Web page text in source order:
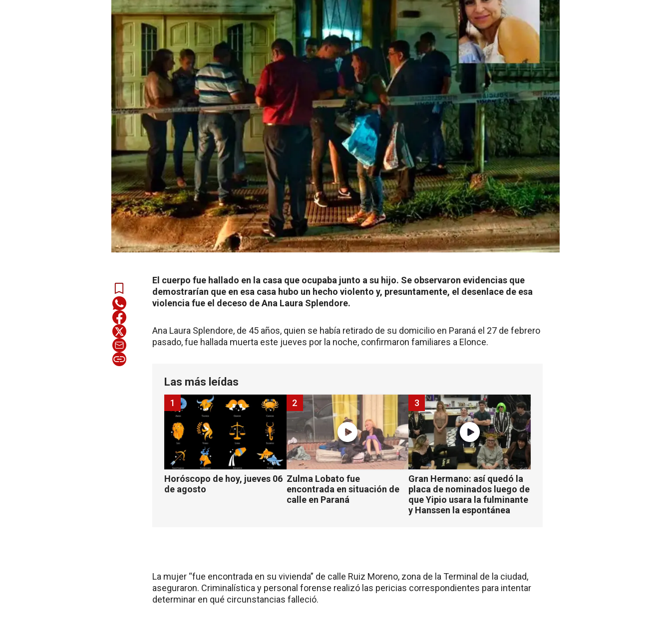
El cuerpo fue hallado en la casa que ocupaba junto a su hijo. Se observaron evidencias que
demostrarían que en esa casa hubo un hecho violento y, presuntamente, el desenlace de esa
violencia fue el deceso de Ana Laura Splendore.
Ana Laura Splendore, de 45 años, quien se había retirado de su domicilio en Paraná el 27 de febrero
pasado, fue hallada muerta este jueves por la noche, confirmaron familiares a Elonce.
Las más leídas
Horóscopo de hoy, jueves 06
de agosto
1
Zulma Lobato fue
encontrada en situación de
calle en Paraná
2
Gran Hermano: así quedó la
placa de nominados luego de
que Yipio usara la fulminante
y Hanssen la espontánea
3
La mujer “fue encontrada en su vivienda” de calle Ruiz Moreno, zona de la Terminal de la ciudad,
aseguraron. Criminalística y personal forense realizó las pericias correspondientes para intentar
determinar en qué circunstancias falleció.